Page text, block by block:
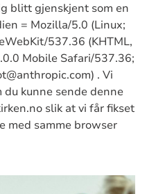
blitt gjenskjent som en
= Mozilla/5.0 (Linux;
537.36 (KHTML,
Mobile Safari/537.36;
. Vi
kunne sende denne
slik at vi får fikset
med samme browser